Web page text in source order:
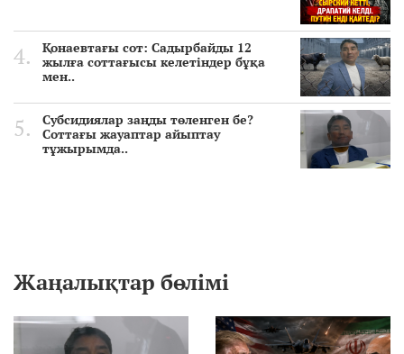
Қонаевтағы сот: Садырбайды 12
жылға соттағысы келетіндер бұқа
мен..
Субсидиялар заңды төленген бе?
Соттағы жауаптар айыптау
тұжырымда..
Жаңалықтар бөлімі